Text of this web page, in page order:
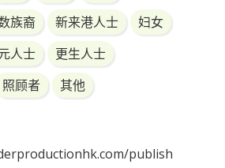
族裔 新来港人士
妇女
人士
更生人士
照顾者 其他
publish